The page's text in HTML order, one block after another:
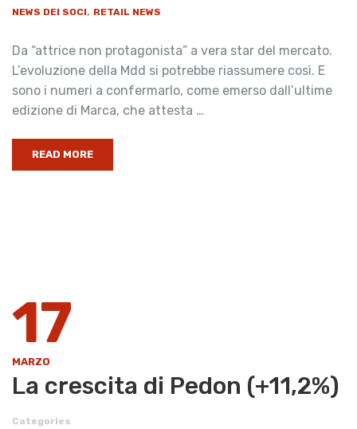
NEWS DEI SOCI, RETAIL NEWS
Da “attrice non protagonista” a vera star del mercato.
L’evoluzione della Mdd si potrebbe riassumere così. E
sono i numeri a confermarlo, come emerso dall’ultime
edizione di Marca, che attesta …
READ MORE
17
MARZO
La crescita di Pedon (+11,2%)
Categories